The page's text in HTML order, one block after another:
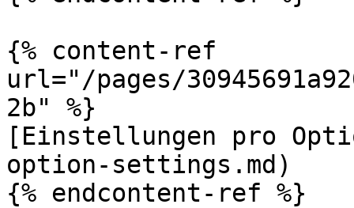
{% content-ref
url="/pages/
2b" %}
[Einstellungen pro
option-settings.md)
{% endcontent-ref %}